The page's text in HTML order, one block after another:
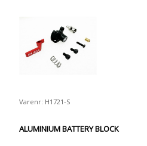
Varenr: H1721-S
ALUMINIUM BATTERY BLOCK